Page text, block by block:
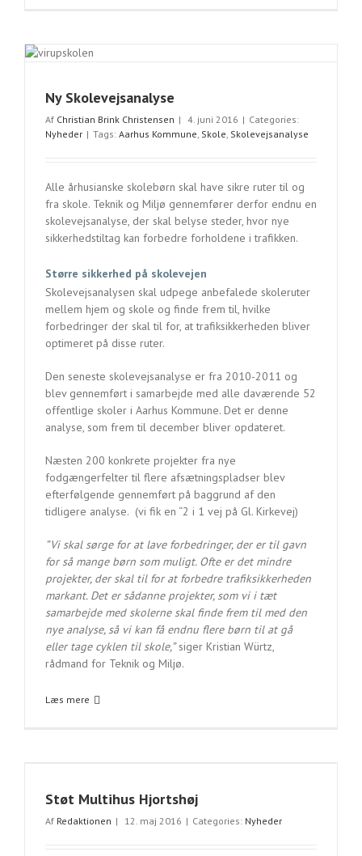
Ny Skolevejsanalyse
Af Christian Brink Christensen | 4. juni 2016 | Categories:
Nyheder | Tags: Aarhus Kommune, Skole, Skolevejsanalyse
Alle århusianske skolebørn skal have sikre ruter til og
fra skole. Teknik og Miljø gennemfører derfor endnu en
skolevejsanalyse, der skal belyse steder, hvor nye
sikkerhedstiltag kan forbedre forholdene i trafikken.
Større sikkerhed på skolevejen
Skolevejsanalysen skal udpege anbefalede skoleruter
mellem hjem og skole og finde frem til, hvilke
forbedringer der skal til for, at trafiksikkerheden bliver
optimeret på disse ruter.
Den seneste skolevejsanalyse er fra 2010-2011 og
blev gennemført i samarbejde med alle daværende 52
offentlige skoler i Aarhus Kommune. Det er denne
analyse, som frem til december bliver opdateret.
Næsten 200 konkrete projekter fra nye
fodgængerfelter til flere afsætningspladser blev
efterfølgende gennemført på baggrund af den
tidligere analyse. (vi fik en “2 i 1 vej på Gl. Kirkevej)
”Vi skal sørge for at lave forbedringer, der er til gavn
for så mange børn som muligt. Ofte er det mindre
projekter, der skal til for at forbedre trafiksikkerheden
markant. Det er sådanne projekter, som vi i tæt
samarbejde med skolerne skal finde frem til med den
nye analyse, så vi kan få endnu flere børn til at gå
eller tage cyklen til skole,”siger Kristian Würtz,
rådmand for Teknik og Miljø.
Læs mere
Støt Multihus Hjortshøj
Af Redaktionen | 12. maj 2016 | Categories: Nyheder